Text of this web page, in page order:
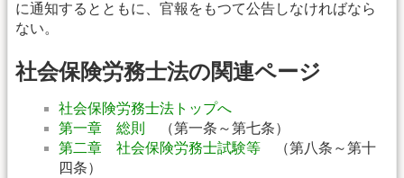
に通知するとともに、官報をもつて公告しなければなら
ない。
社会保険労務士法の関連ページ
社会保険労務士法トップへ
第一章 総則
（第一条～第七条）
第二章 社会保険労務士試験等 （第八条～第十
四条）